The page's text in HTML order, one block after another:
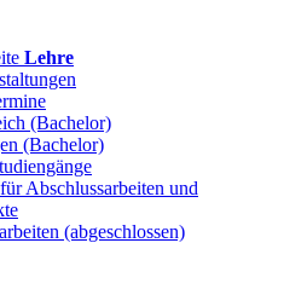
Lehre
(Bachelor)
(Bachelor)
Abschlussarbeiten und
(abgeschlossen)